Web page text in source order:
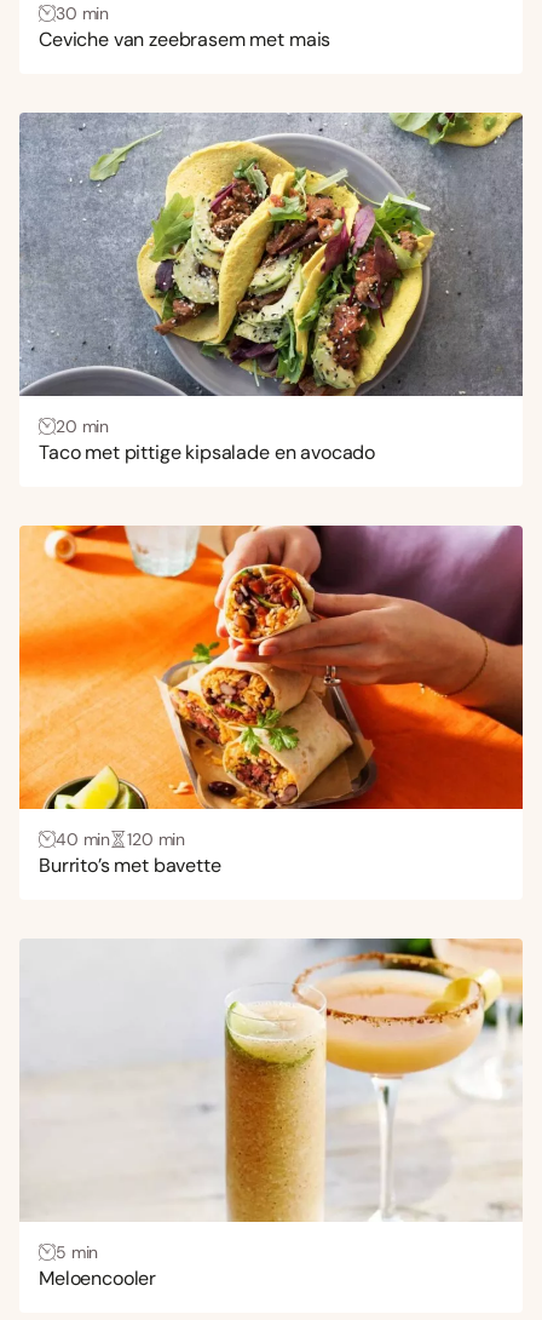
30 min
Ceviche van zeebrasem met mais
20 min
Taco met pittige kipsalade en avocado
40 min 120 min
Burrito’s met bavette
5 min
Meloencooler